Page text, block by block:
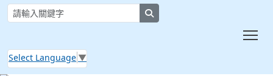
Select Language ▼